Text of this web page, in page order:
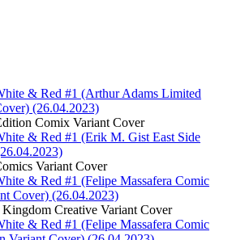
Comix Variant Cover
Variant Cover
Creative Variant Cover